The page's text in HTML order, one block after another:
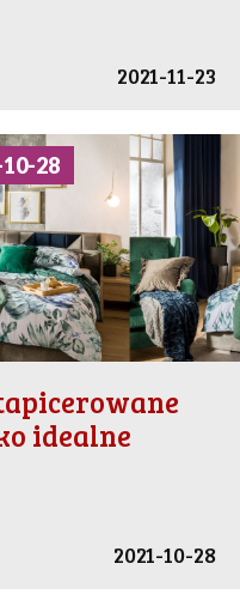
2021-11-23
28
idealne
2021-10-28